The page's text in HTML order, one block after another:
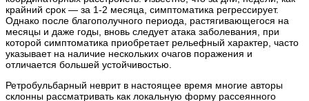
крайний срок — за 1-2 месяца, симптоматика регрессирует.
Однако после благополучного периода, растягивающегося на
месяцы и даже годы, вновь следует атака заболевания, при
которой симптоматика приобретает рельефный характер, часто
указывает на наличие нескольких очагов поражения и
отличается большей устойчивостью.
Ретробульбарный неврит в настоящее время многие авторы
склонны рассматривать как локальную форму рассеянного